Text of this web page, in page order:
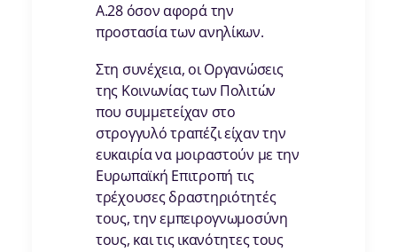
Α.28 όσον αφορά την
προστασία των ανηλίκων.
Στη συνέχεια, οι Οργανώσεις
της Κοινωνίας των Πολιτών
που συμμετείχαν στο
στρογγυλό τραπέζι είχαν την
ευκαιρία να μοιραστούν με την
Ευρωπαϊκή Επιτροπή τις
τρέχουσες δραστηριότητές
τους, την εμπειρογνωμοσύνη
τους, και τις ικανότητες τους